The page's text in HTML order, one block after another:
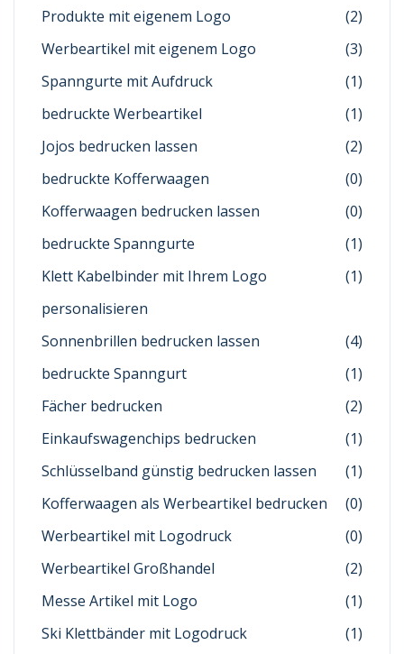
Produkte mit eigenem Logo
(2)
Werbeartikel mit eigenem Logo
(3)
Spanngurte mit Aufdruck
(1)
bedruckte Werbeartikel
(1)
Jojos bedrucken lassen
(2)
bedruckte Kofferwaagen
(0)
Kofferwaagen bedrucken lassen
(0)
bedruckte Spanngurte
(1)
Klett Kabelbinder mit Ihrem Logo
personalisieren
(1)
Sonnenbrillen bedrucken lassen
(4)
bedruckte Spanngurt
(1)
Fächer bedrucken
(2)
Einkaufswagenchips bedrucken
(1)
Schlüsselband günstig bedrucken lassen
(1)
Kofferwaagen als Werbeartikel bedrucken
(0)
Werbeartikel mit Logodruck
(0)
Werbeartikel Großhandel
(2)
Messe Artikel mit Logo
(1)
Ski Klettbänder mit Logodruck
(1)